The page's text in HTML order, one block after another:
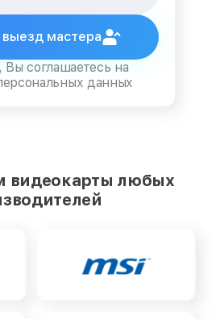
выезд мастера
Вы соглашаетесь на
данных
видеокарты любых